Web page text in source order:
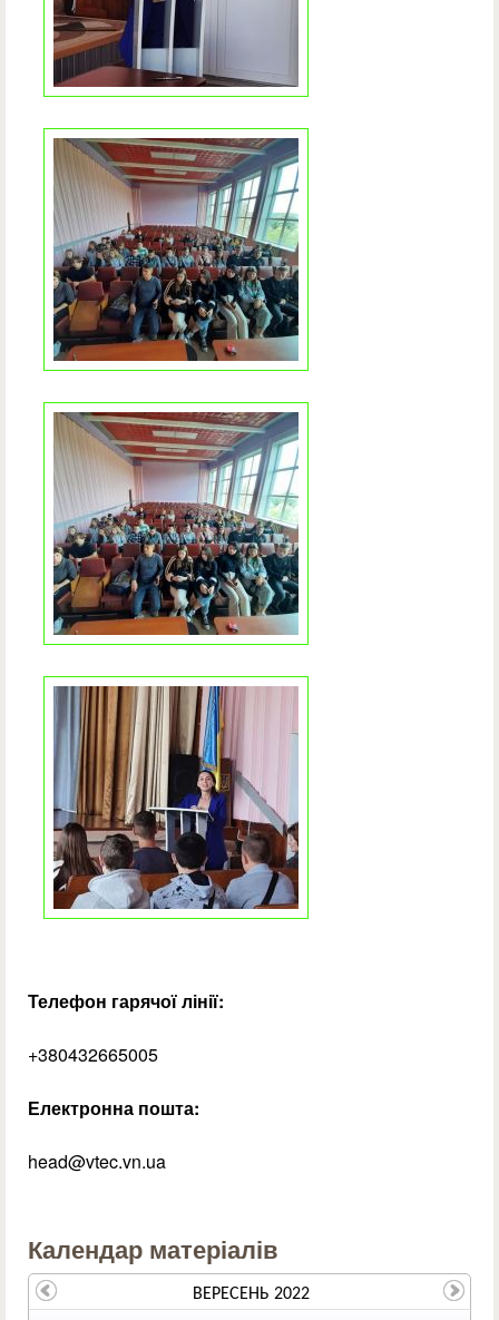
Телефон гарячої лінії:
+380432665005
Електронна пошта:
head@vtec.vn.ua
Календар матеріалів
ВЕРЕСЕНЬ 2022